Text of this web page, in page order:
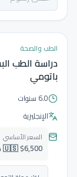
الطب والصحة
دراسة الطب
باتومي
6.0 سنوات
الإنجليزية
السعر الأساسي
🇺🇸 $6,500 دولار أمريكي